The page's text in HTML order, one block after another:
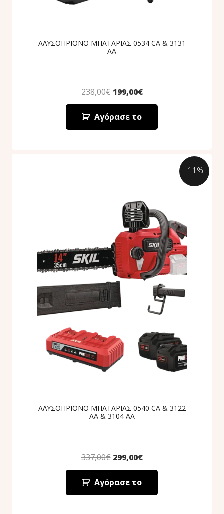
ΑΛΥΣΟΠΡΙΟΝΟ ΜΠΑΤΑΡΙΑΣ 0534 CA & 3131
AA
238,00€ 199,00€
Αγόρασε το
ΑΛΥΣΟΠΡΙΟΝΟ ΜΠΑΤΑΡΙΑΣ 0540 CA & 3122
AA & 3104 AA
337,00€ 299,00€
Αγόρασε το
-11%